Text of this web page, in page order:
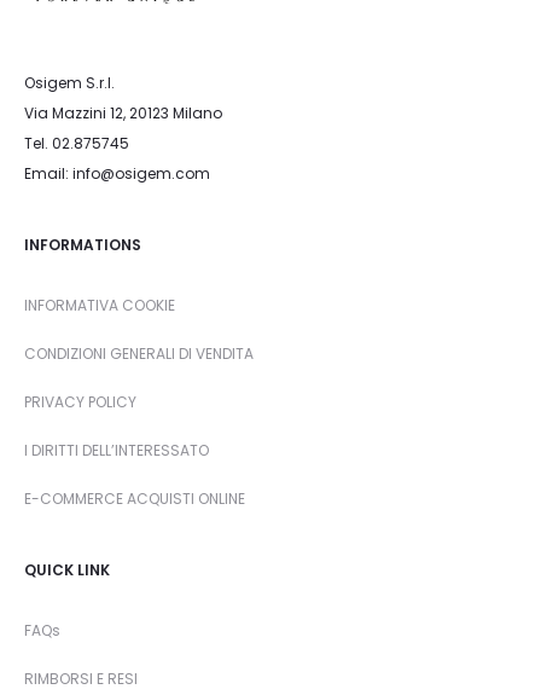
Osigem S.r.l.
Via Mazzini 12, 20123 Milano
Tel. 02.875745
Email: info@osigem.com
INFORMATIONS
INFORMATIVA COOKIE
CONDIZIONI GENERALI DI VENDITA
PRIVACY POLICY
I DIRITTI DELL’INTERESSATO
E-COMMERCE ACQUISTI ONLINE
QUICK LINK
FAQs
RIMBORSI E RESI